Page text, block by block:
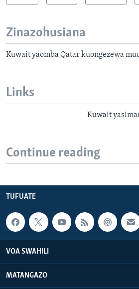
Zinazohusiana
Kuwait yaomba Qatar kuongezewa
Links
Kuwait
Continue reading
TUFUATE
VOA SWAHILI
MATANGAZO